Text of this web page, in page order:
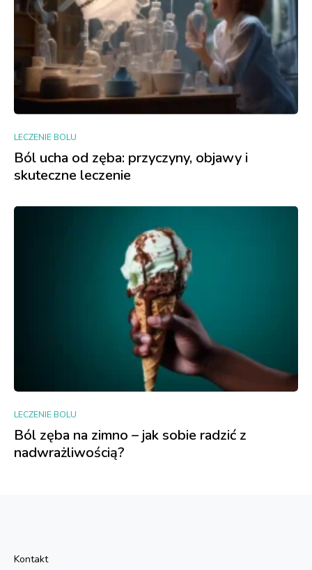
LECZENIE BOLU
Ból ucha od zęba: przyczyny, objawy i
skuteczne leczenie
LECZENIE BOLU
Ból zęba na zimno – jak sobie radzić z
nadwrażliwością?
Kontakt